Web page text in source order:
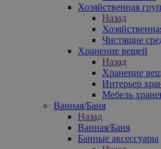
Хозяйственная
Назад
Чистящие
Хранение вещей
Назад
Хранение
Интерьер
Мебель
Ванная/Баня
Назад
Ванная/Баня
Банные аксессуары